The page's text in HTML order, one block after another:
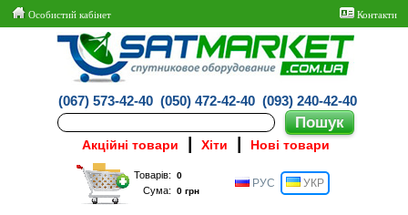
Особистий кабінет Контакти
(067) 573-42-40 (050) 472-42-40 (093) 240-42-40
Акційні товари Хіти Нові товари
Товарів:
Сума:
РУС УКР